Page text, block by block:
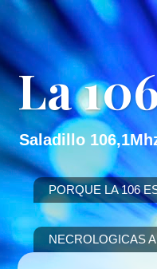
La
Saladillo
PORQUE LA 106
NECROLOGICAS